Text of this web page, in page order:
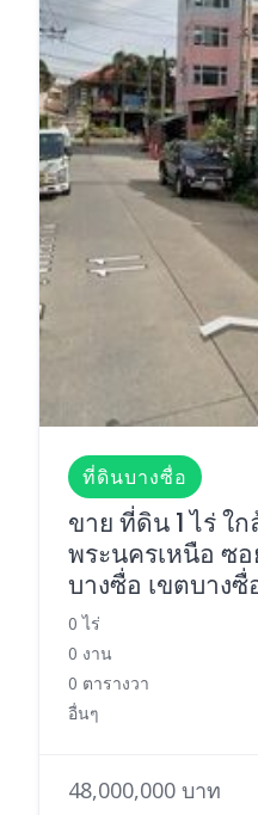
ที่ดินบางซื่อ
ขาย ที่ดิน 1 ไร่ ใ
พระนครเหนือ ซอ
บางซื่อ เขตบาง
0 ไร่
0 งาน
0 ตารางวา
อื่นๆ
48,000,000 บาท